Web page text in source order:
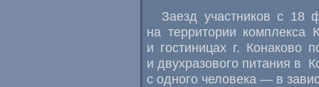
Заезд участников с 18
на территории
и гостиницах г. Конаково
и двухразового питания в
с одного человека — в